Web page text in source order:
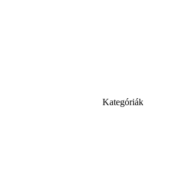
Kategóriák